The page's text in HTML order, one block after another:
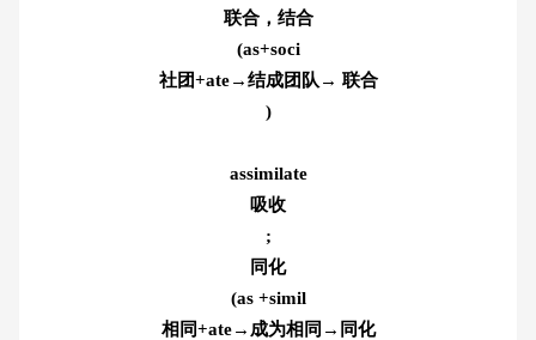
联合，结合
(as+soci
社团+ate→结成团队→ 联合
)
assimilate
吸收
;
同化
(as +simil
相同+ate→成为相同→同化